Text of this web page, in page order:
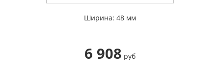
Ширина: 48 мм
6 908 руб